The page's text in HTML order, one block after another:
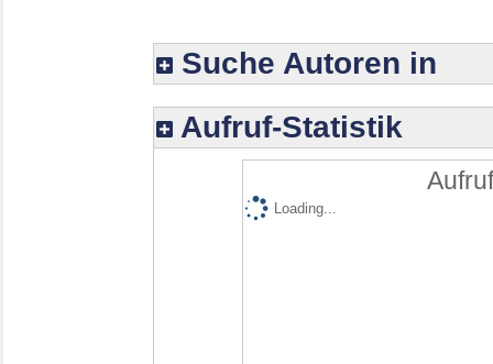
Suche Autoren in
Aufruf-Statistik
Loading...